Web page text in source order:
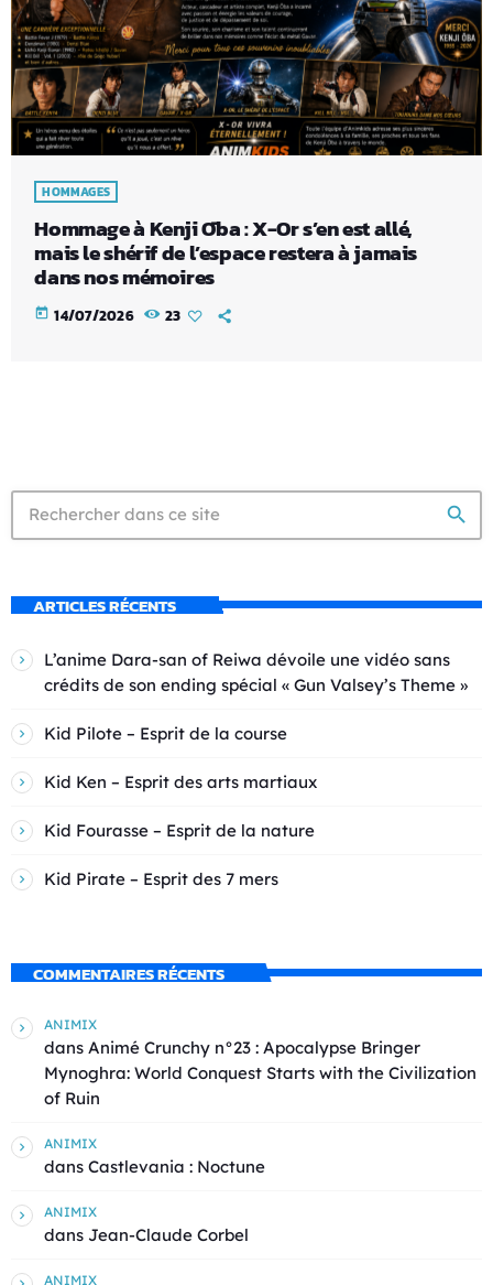
HOMMAGES
Hommage à Kenji Ōba : X-Or s’en est allé,
mais le shérif de l’espace restera à jamais
dans nos mémoires
today 14/07/2026 23
search
ARTICLES RÉCENTS
L’anime Dara-san of Reiwa dévoile une vidéo sans
crédits de son ending spécial « Gun Valsey’s Theme »
Kid Pilote – Esprit de la course
Kid Ken – Esprit des arts martiaux
Kid Fourasse – Esprit de la nature
Kid Pirate – Esprit des 7 mers
COMMENTAIRES RÉCENTS
ANIMIX
dans Animé Crunchy n°23 : Apocalypse Bringer
Mynoghra: World Conquest Starts with the Civilization
of Ruin
ANIMIX
dans Castlevania : Noctune
ANIMIX
dans Jean-Claude Corbel
ANIMIX